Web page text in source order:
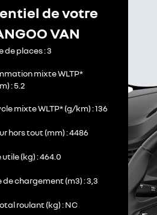
de votre
VAN
de places 3
mixte WLTP*
5.2
mixte WLTP* (g/km) 136
hors tout (mm) 4486
(kg) 464.0
de chargement (m3) 3,3
roulant (kg) NC